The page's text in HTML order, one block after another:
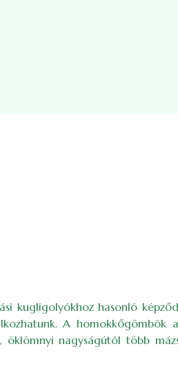
kugligolyókhoz hasonló
A homokkőgömbök
nagyságútól több